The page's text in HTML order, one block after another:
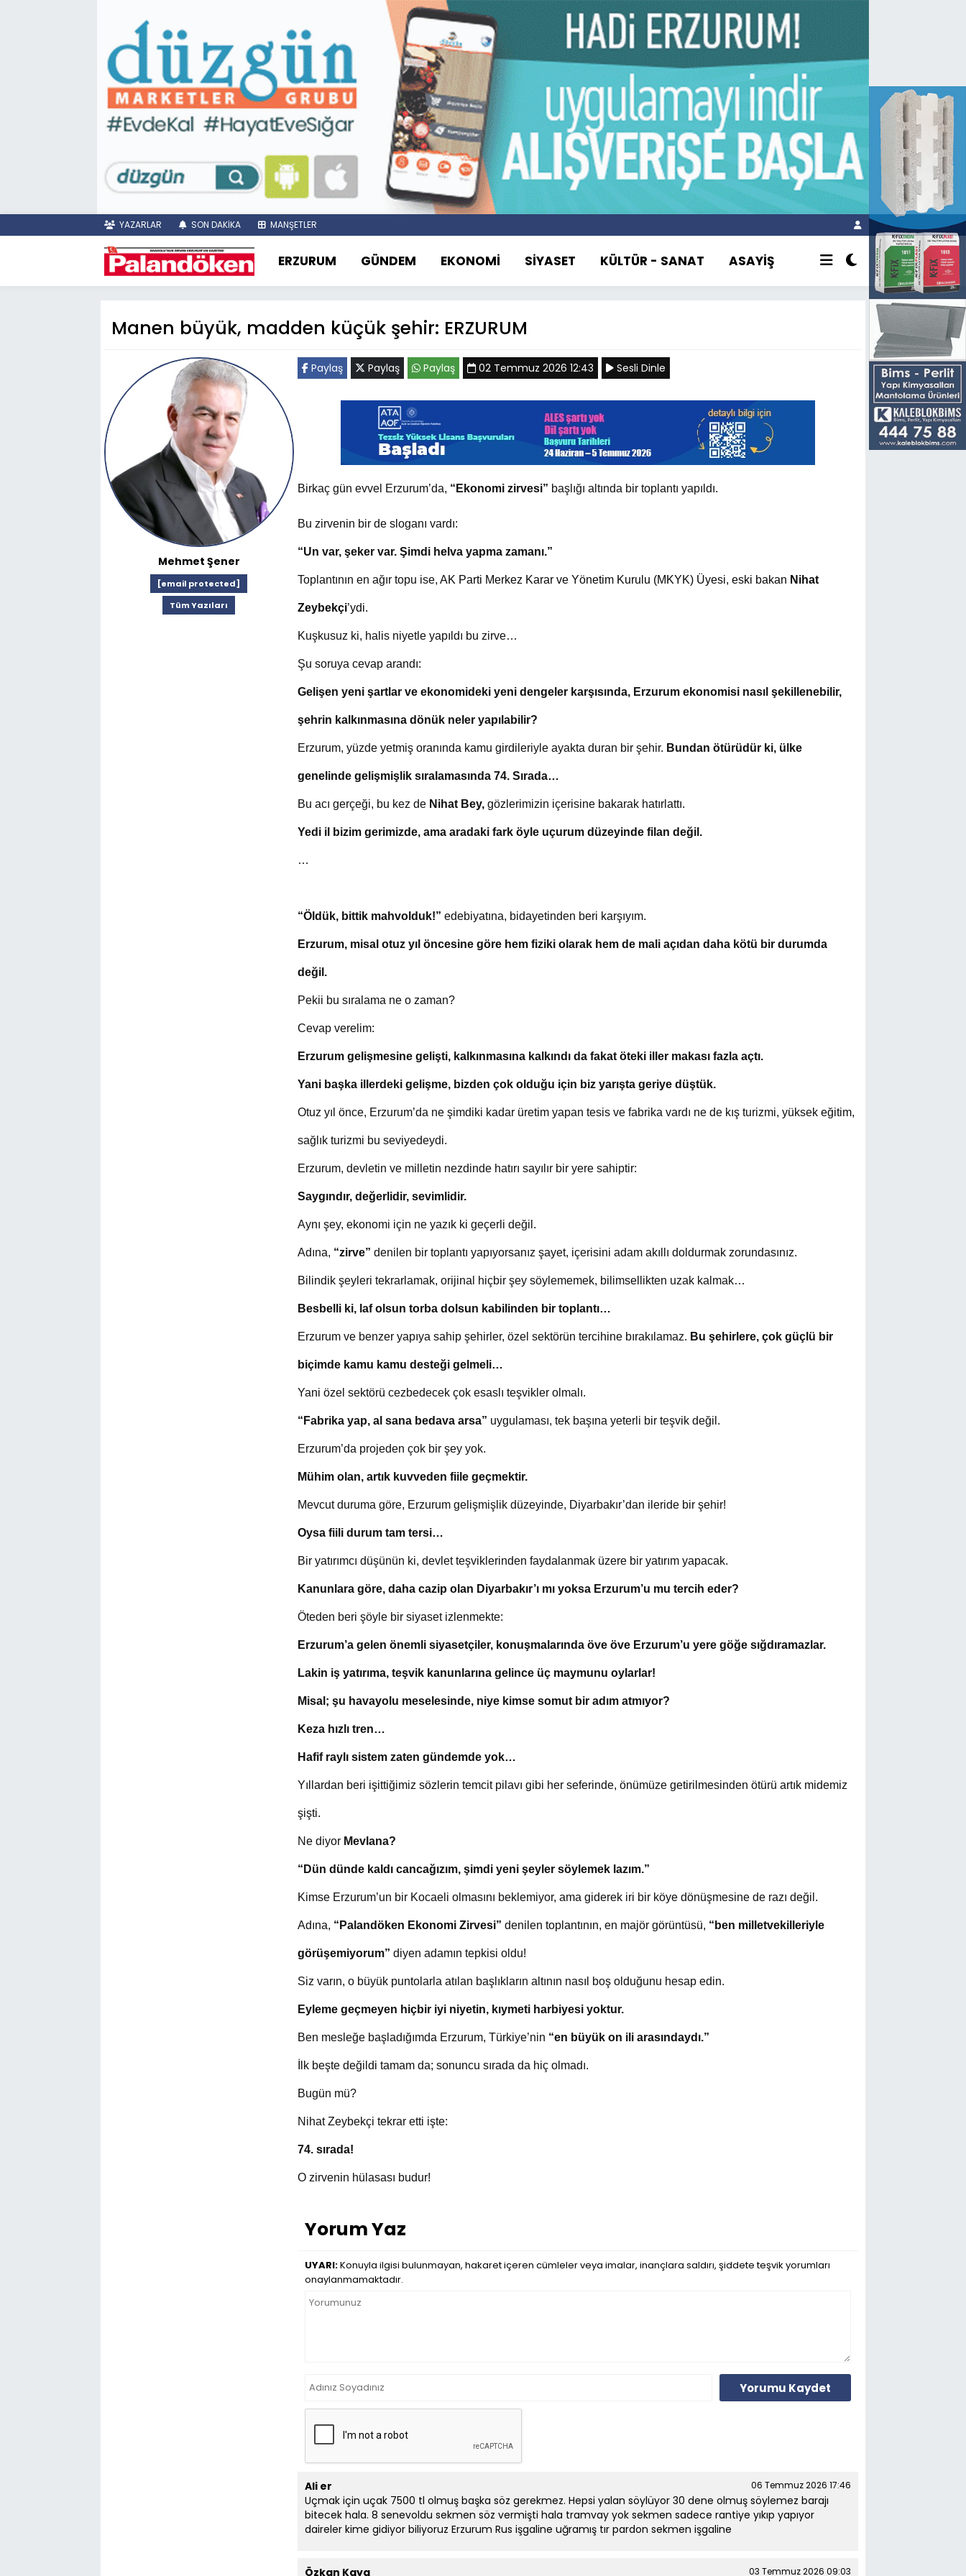
YAZARLAR SON DAKİKA MANŞETLER
ERZURUM GÜNDEM EKONOMİ SİYASET KÜLTÜR - SANAT ASAYİŞ
Manen büyük, madden küçük şehir: ERZURUM
Mehmet Şener
[email protected]
Tüm Yazıları
Paylaş Paylaş Paylaş 02 Temmuz 2026 12:43 Sesli Dinle
Birkaç gün evvel Erzurum’da, “Ekonomi zirvesi” başlığı altında bir toplantı yapıldı.
Bu zirvenin bir de sloganı vardı:
“Un var, şeker var. Şimdi helva yapma zamanı.”
Toplantının en ağır topu ise, AK Parti Merkez Karar ve Yönetim Kurulu (MKYK) Üyesi, eski bakan Nihat
Zeybekçi’ydi.
Kuşkusuz ki, halis niyetle yapıldı bu zirve…
Şu soruya cevap arandı:
Gelişen yeni şartlar ve ekonomideki yeni dengeler karşısında, Erzurum ekonomisi nasıl şekillenebilir,
şehrin kalkınmasına dönük neler yapılabilir?
Erzurum, yüzde yetmiş oranında kamu girdileriyle ayakta duran bir şehir. Bundan ötürüdür ki, ülke
genelinde gelişmişlik sıralamasında 74. Sırada…
Bu acı gerçeği, bu kez de Nihat Bey,gözlerimizin içerisine bakarak hatırlattı.
Yedi il bizim gerimizde, ama aradaki fark öyle uçurum düzeyinde filan değil.
…
“Öldük, bittik mahvolduk!” edebiyatına, bidayetinden beri karşıyım.
Erzurum, misal otuz yıl öncesine göre hem fiziki olarak hem de mali açıdan daha kötü bir durumda
değil.
Pekii bu sıralama ne o zaman?
Cevap verelim:
Erzurum gelişmesine gelişti, kalkınmasına kalkındı da fakat öteki iller makası fazla açtı.
Yani başka illerdeki gelişme, bizden çok olduğu için biz yarışta geriye düştük.
Otuz yıl önce, Erzurum’da ne şimdiki kadar üretim yapan tesis ve fabrika vardı ne de kış turizmi, yüksek eğitim,
sağlık turizmi bu seviyedeydi.
Erzurum, devletin ve milletin nezdinde hatırı sayılır bir yere sahiptir:
Saygındır, değerlidir, sevimlidir.
Aynı şey, ekonomi için ne yazık ki geçerli değil.
Adına, “zirve” denilen bir toplantı yapıyorsanız şayet, içerisini adam akıllı doldurmak zorundasınız.
Bilindik şeyleri tekrarlamak, orijinal hiçbir şey söylememek, bilimsellikten uzak kalmak…
Besbelli ki, laf olsun torba dolsun kabilinden bir toplantı…
Erzurum ve benzer yapıya sahip şehirler, özel sektörün tercihine bırakılamaz. Bu şehirlere, çok güçlü bir
biçimde kamu kamu desteği gelmeli…
Yani özel sektörü cezbedecek çok esaslı teşvikler olmalı.
“Fabrika yap, al sana bedava arsa” uygulaması, tek başına yeterli bir teşvik değil.
Erzurum’da projeden çok bir şey yok.
Mühim olan, artık kuvveden fiile geçmektir.
Mevcut duruma göre, Erzurum gelişmişlik düzeyinde, Diyarbakır’dan ileride bir şehir!
Oysa fiili durum tam tersi…
Bir yatırımcı düşünün ki, devlet teşviklerinden faydalanmak üzere bir yatırım yapacak.
Kanunlara göre, daha cazip olan Diyarbakır’ı mı yoksa Erzurum’u mu tercih eder?
Öteden beri şöyle bir siyaset izlenmekte:
Erzurum’a gelen önemli siyasetçiler, konuşmalarında öve öve Erzurum’u yere göğe sığdıramazlar.
Lakin iş yatırıma, teşvik kanunlarına gelince üç maymunu oylarlar!
Misal; şu havayolu meselesinde, niye kimse somut bir adım atmıyor?
Keza hızlı tren…
Hafif raylı sistem zaten gündemde yok…
Yıllardan beri işittiğimiz sözlerin temcit pilavı gibi her seferinde, önümüze getirilmesinden ötürü artık midemiz
şişti.
Ne diyor Mevlana?
“Dün dünde kaldı cancağızım, şimdi yeni şeyler söylemek lazım.”
Kimse Erzurum’un bir Kocaeli olmasını beklemiyor, ama giderek iri bir köye dönüşmesine de razı değil.
Adına, “Palandöken Ekonomi Zirvesi” denilen toplantının, en majör görüntüsü, “ben milletvekilleriyle
görüşemiyorum” diyen adamın tepkisi oldu!
Siz varın, o büyük puntolarla atılan başlıkların altının nasıl boş olduğunu hesap edin.
Eyleme geçmeyen hiçbir iyi niyetin, kıymeti harbiyesi yoktur.
Ben mesleğe başladığımda Erzurum, Türkiye’nin “en büyük on ili arasındaydı.”
İlk beşte değildi tamam da; sonuncu sırada da hiç olmadı.
Bugün mü?
Nihat Zeybekçi tekrar etti işte:
74. sırada!
O zirvenin hülasası budur!
Yorum Yaz
UYARI:Konuyla ilgisi bulunmayan, hakaret içeren cümleler veya imalar, inançlara saldırı, şiddete teşvik yorumları
onaylanmamaktadır.
Yorumu Kaydet
Ali er 06 Temmuz 2026 17:46
Uçmak için uçak 7500 tl olmuş başka söz gerekmez. Hepsi yalan söylüyor 30 dene olmuş söylemez barajı
bitecek hala. 8 senevoldu sekmen söz vermişti hala tramvay yok sekmen sadece rantiye yıkıp yapıyor
daireler kime gidiyor biliyoruz Erzurum Rus işgaline uğramış tır pardon sekmen işgaline
Özkan Kaya 03 Temmuz 2026 09:03